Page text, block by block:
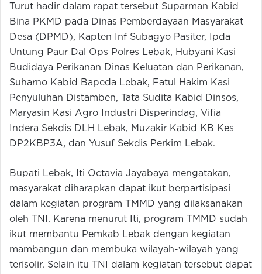
Turut hadir dalam rapat tersebut Suparman Kabid
Bina PKMD pada Dinas Pemberdayaan Masyarakat
Desa (DPMD), Kapten Inf Subagyo Pasiter, Ipda
Untung Paur Dal Ops Polres Lebak, Hubyani Kasi
Budidaya Perikanan Dinas Keluatan dan Perikanan,
Suharno Kabid Bapeda Lebak, Fatul Hakim Kasi
Penyuluhan Distamben, Tata Sudita Kabid Dinsos,
Maryasin Kasi Agro Industri Disperindag, Vifia
Indera Sekdis DLH Lebak, Muzakir Kabid KB Kes
DP2KBP3A, dan Yusuf Sekdis Perkim Lebak.
Bupati Lebak, Iti Octavia Jayabaya mengatakan,
masyarakat diharapkan dapat ikut berpartisipasi
dalam kegiatan program TMMD yang dilaksanakan
oleh TNI. Karena menurut Iti, program TMMD sudah
ikut membantu Pemkab Lebak dengan kegiatan
mambangun dan membuka wilayah-wilayah yang
terisolir. Selain itu TNI dalam kegiatan tersebut dapat